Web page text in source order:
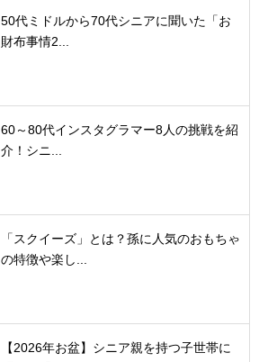
50代ミドルから70代シニアに聞いた「お
財布事情2...
60～80代インスタグラマー8人の挑戦を紹
介！シニ...
「スクイーズ」とは？孫に人気のおもちゃ
の特徴や楽し...
【2026年お盆】シニア親を持つ子世帯に